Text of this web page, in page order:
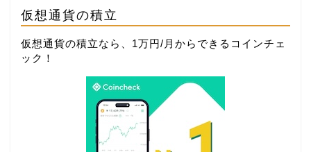
仮想通貨の積立
仮想通貨の積立なら、1万円/月からできる コインチェ
ック ！